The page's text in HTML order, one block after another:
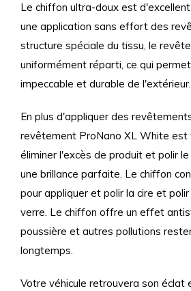
Le chiffon ultra-doux est
une application sans effort des
structure spéciale du tissu, le
uniformément réparti, ce qui
impeccable et durable de l'extérieur.
En plus d'appliquer des
revêtement ProNano XL White est
éliminer l'excès de produit et polir
une brillance parfaite. Le chiffon
pour appliquer et polir la cire et
verre. Le chiffon offre un effet
poussière et autres pollutions
longtemps.
Votre véhicule retrouvera son éclat